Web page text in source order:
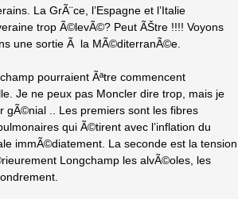
La GrÃ¨ce, l’Espagne et l’Italie
trop Ã©levÃ©? Peut ÃŠtre !!!! Voyons
une sortie Ã la MÃ©diterranÃ©e.
pourraient Ãªtre commencent
Je ne peux pas Moncler dire trop, mais je
gÃ©nial .. Les premiers sont les fibres
qui Ã©tirent avec l’inflation du
immÃ©diatement. La seconde est la tension
Longchamp les alvÃ©oles, les